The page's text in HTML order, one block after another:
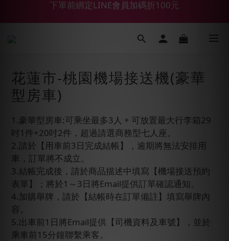
【鑽石熊/金熊新客首購限定】優惠搭車金
【55688商城】6 月年中慶滿額贈品發送延遲公告
【鑽石熊/金熊新客首購限定】優惠搭車金
花蓮市-桃園機場接送機(豪華
型房車)
1.豪華型房車:可乘坐最多3人 + 可放置最大行李箱29
吋1件+20吋2件，超過請選商務型七人座。
2.請於【用車前3日完成結帳】，逾期將無法安排用
車，訂單將不成立。
3.結帳完成後，請於商品描述中填寫【機場接送預約
表單】；將於1～3日將Email提供訂單確認通知。
4.加購舉牌，請於【結帳時在訂單備註】填寫舉牌內
容。
5.出車前1日將Email提供【司機資料及車號】，並於
乘車前15分鐘聯繫乘客。